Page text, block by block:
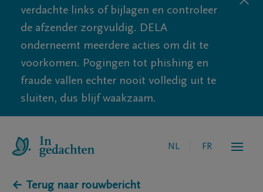
verdachte links of bijlagen en controleer
de afzender zorgvuldig. DELA
onderneemt meerdere acties om dit te
voorkomen. Pogingen tot phishing en
fraude vallen echter nooit volledig uit te
sluiten, dus blijf waakzaam.
NL FR
← Terug naar rouwbericht